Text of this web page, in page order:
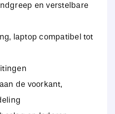
en verstelbare
laptop compatibel tot
de voorkant,